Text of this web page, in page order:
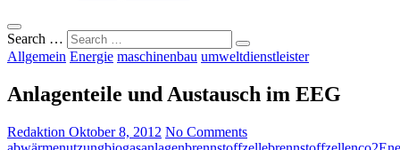
Search …
Allgemein Energie maschinenbau umweltdienstleister
Anlagenteile und Austausch im EEG
Redaktion Oktober 8, 2012 No Comments